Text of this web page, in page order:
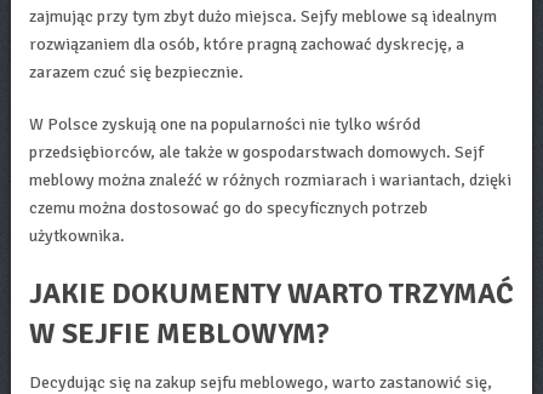
zajmując przy tym zbyt dużo miejsca. Sejfy meblowe są idealnym
rozwiązaniem dla osób, które pragną zachować dyskrecję, a
zarazem czuć się bezpiecznie.
W Polsce zyskują one na popularności nie tylko wśród
przedsiębiorców, ale także w gospodarstwach domowych. Sejf
meblowy można znaleźć w różnych rozmiarach i wariantach, dzięki
czemu można dostosować go do specyficznych potrzeb
użytkownika.
JAKIE DOKUMENTY WARTO TRZYMAĆ
W SEJFIE MEBLOWYM?
Decydując się na zakup sejfu meblowego, warto zastanowić się,